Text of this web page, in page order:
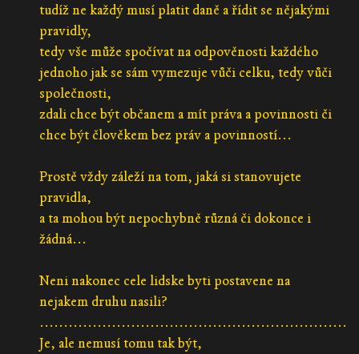
tudíž ne každý musí platit daně a řídit se nějakými
pravidly,
tedy vše může spočívat na odpověnosti každého
jednoho jak se sám vymezuje vůči celku, tedy vůči
společnosti,
zdali chce být občanem a mít práva a povinnosti či
chce být člověkem bez práv a povinností...
Prostě vždy záleží na tom, jaká si stanovujete
pravidla,
a ta mohou být nepochybně různá či dokonce i
žádná...
Neni nakonec cele lidske byti postavene na
nejakem druhu nasili?
................................................................
Je, ale nemusí tomu tak být,